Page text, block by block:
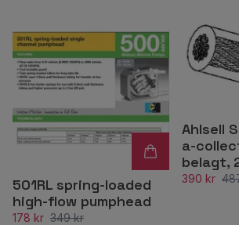
501RL spring-loaded
high-flow pumphead
178 kr 349 kr
Ahlsell
a-
belagt,
390 kr